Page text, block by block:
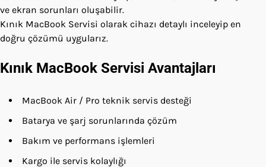
ve ekran sorunları oluşabilir.
Kınık MacBook Servisi olarak cihazı detaylı inceleyip en
doğru çözümü uygularız.
Kınık MacBook Servisi Avantajları
MacBook Air / Pro teknik servis desteği
Batarya ve şarj sorunlarında çözüm
Bakım ve performans işlemleri
Kargo ile servis kolaylığı